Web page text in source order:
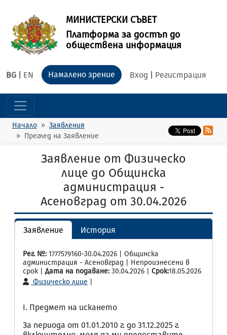
МИНИСТЕРСКИ СЪВЕТ
Платформа за достъп до
обществена информация
BG EN Вход Регистрация
Намалено зрение
Начало
Заявления
Преглед на Заявление
Заявление от Физическо
лице до Общинска
администрация -
Асеновград от 30.04.2026
Заявление История
Рег. №: 1777579160-30.04.2026 | Общинска
администрация - Асеновград | Непроизнесени в
срок | Дата на подаване: 30.04.2026 | Срок:18.05.2026
Физическо лице
I. Предмет на искането
За периода от 01.01.2010 г. до 31.12.2025 г.